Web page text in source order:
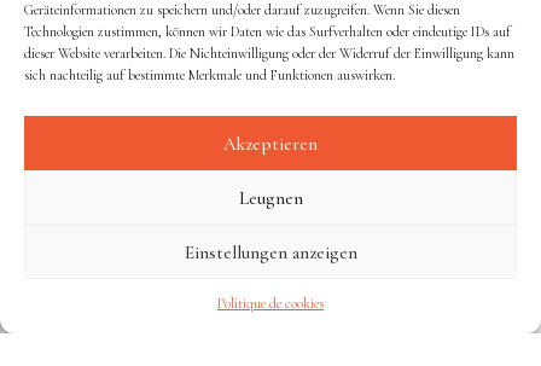
Geräteinformationen zu speichern und/oder darauf zuzugreifen. Wenn Sie diesen
Technologien zustimmen, können wir Daten wie das Surfverhalten oder eindeutige IDs auf
dieser Website verarbeiten. Die Nichteinwilligung oder der Widerruf der Einwilligung kann
sich nachteilig auf bestimmte Merkmale und Funktionen auswirken.
Akzeptieren
Leugnen
Einstellungen anzeigen
Politique de cookies
Moët & Chandon Champagner
VERFÜGBARKEITEN ANZEIGEN